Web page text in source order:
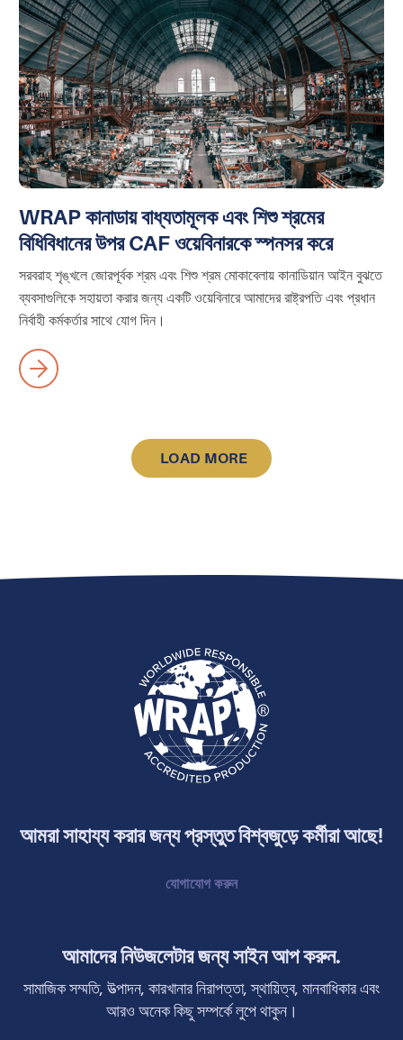
WRAP কানাডায় বাধ্যতামূলক এবং শিশু শ্রমের
বিধিবিধানের উপর CAF ওয়েবিনারকে স্পনসর করে
সরবরাহ শৃঙ্খলে জোরপূর্বক শ্রম এবং শিশু শ্রম মোকাবেলায় কানাডিয়ান আইন বুঝতে
ব্যবসাগুলিকে সহায়তা করার জন্য একটি ওয়েবিনারে আমাদের রাষ্ট্রপতি এবং প্রধান
নির্বাহী কর্মকর্তার সাথে যোগ দিন।
LOAD MORE
আমরা সাহায্য করার জন্য প্রস্তুত বিশ্বজুড়ে কর্মীরা আছে!
যোগাযোগ করুন
আমাদের নিউজলেটার জন্য সাইন আপ করুন.
সামাজিক সম্মতি, উত্পাদন, কারখানার নিরাপত্তা, স্থায়িত্ব, মানবাধিকার এবং
আরও অনেক কিছু সম্পর্কে লুপে থাকুন।